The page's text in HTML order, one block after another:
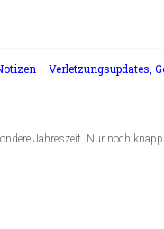
– Verletzungsupdates,
Jahreszeit. Nur noch knapp